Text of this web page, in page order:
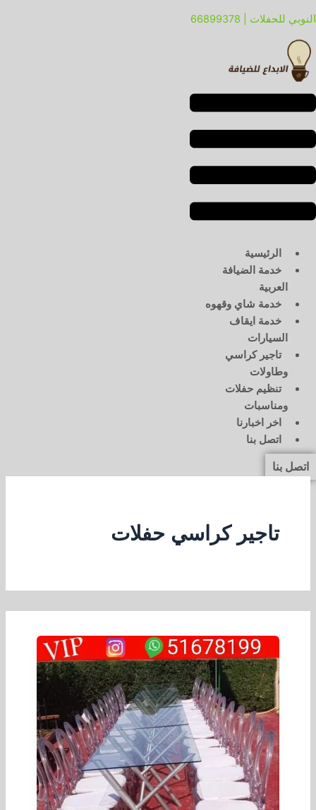
إلى
المحتوى
النوبي للحفلات | 66899378
الرئيسية
خدمة الضيافة
العربية
خدمة شاي وقهوه
خدمة ايقاف
السيارات
تاجير كراسي
وطاولات
تنظيم حفلات
ومناسبات
اخر اخبارنا
اتصل بنا
اتصل بنا
تاجير كراسي حفلات